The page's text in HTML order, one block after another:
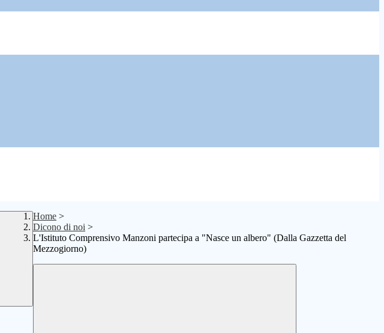
Home >
Dicono di noi >
L'Istituto Comprensivo Manzoni partecipa a "Nasce un albero" (Dalla Gazzetta del
Mezzogiorno)